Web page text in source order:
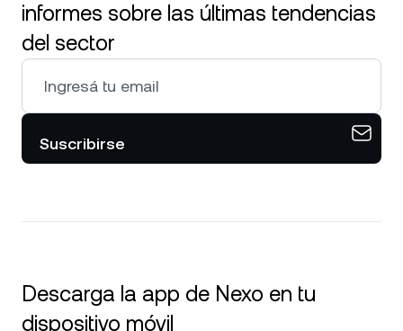
informes sobre las últimas tendencias
del sector
Suscribirse
Descarga la app de Nexo en tu
dispositivo móvil